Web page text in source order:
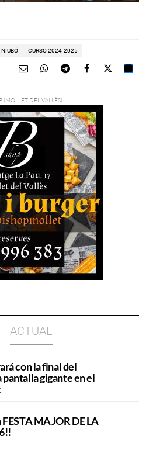
NIUBÓ CURSO 2024-2025
ACTUAL
con la final del
gigante en el
MAJOR DE LA